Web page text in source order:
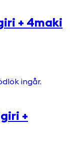
+ 4maki
ingår.
+